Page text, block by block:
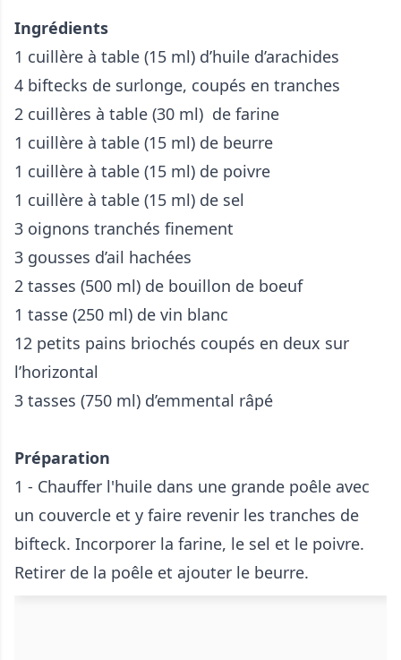
Ingrédients
1 cuillère à table (15 ml) d’huile d’arachides
4 biftecks de surlonge, coupés en tranches
2 cuillères à table (30 ml) de farine
1 cuillère à table (15 ml) de beurre
1 cuillère à table (15 ml) de poivre
1 cuillère à table (15 ml) de sel
3 oignons tranchés finement
3 gousses d’ail hachées
2 tasses (500 ml) de bouillon de boeuf
1 tasse (250 ml) de vin blanc
12 petits pains briochés coupés en deux sur
l’horizontal
3 tasses (750 ml) d’emmental râpé
Préparation
1 - Chauffer l'huile dans une grande poêle avec
un couvercle et y faire revenir les tranches de
bifteck. Incorporer la farine, le sel et le poivre.
Retirer de la poêle et ajouter le beurre.